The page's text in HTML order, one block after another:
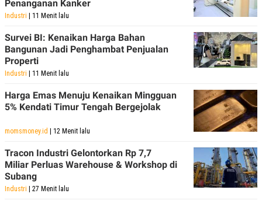
Penanganan Kanker
Industri | 11 Menit lalu
Survei BI: Kenaikan Harga Bahan
Bangunan Jadi Penghambat Penjualan
Properti
Industri | 11 Menit lalu
Harga Emas Menuju Kenaikan Mingguan
5% Kendati Timur Tengah Bergejolak
momsmoney.id | 12 Menit lalu
Tracon Industri Gelontorkan Rp 7,7
Miliar Perluas Warehouse & Workshop di
Subang
Industri | 27 Menit lalu